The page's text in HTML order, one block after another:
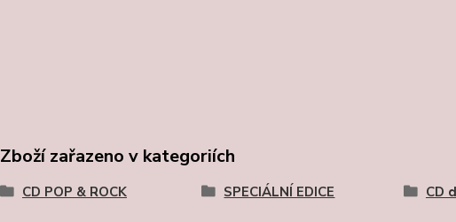
Zboží zařazeno v kategoriích
CD POP & ROCK SPECIÁLNÍ EDICE CD